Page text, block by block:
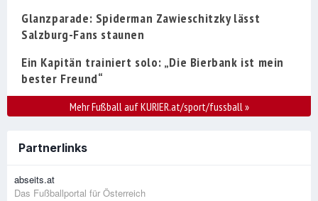
Glanzparade: Spiderman Zawieschitzky lässt
Salzburg-Fans staunen
Ein Kapitän trainiert solo: „Die Bierbank ist mein
bester Freund“
Mehr Fußball auf KURIER.at/sport/fussball»
Partnerlinks
abseits.at
Das Fußballportal für Österreich